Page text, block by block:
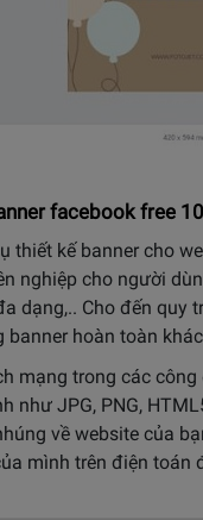
facebook free
thiết kế banner cho
nghiệp cho người
dạng,.. Cho đến quy
hoàn toàn
mạng trong các
như JPG, PNG,
về website của
mình trên điện toán